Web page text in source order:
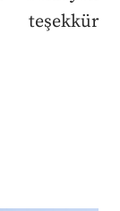
teşekkür